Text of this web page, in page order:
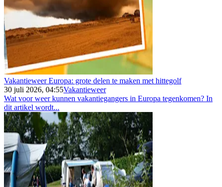
Vakantieweer Europa: grote delen te maken met hittegolf
30 juli 2026, 04:55Vakantieweer
Wat voor weer kunnen vakantiegangers in Europa tegenkomen? In
dit artikel wordt...